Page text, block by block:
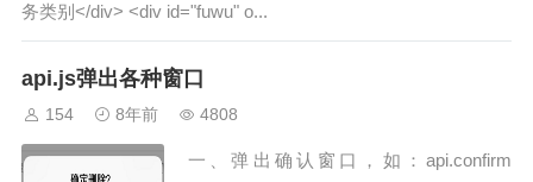
务类别</div> <div id="fuwu" o...
api.js弹出各种窗口
154 8年前 4808
一、弹出确认窗口，如：api.confirm